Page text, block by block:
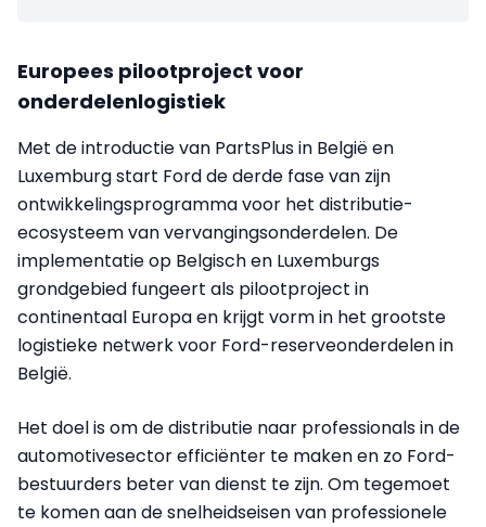
Europees pilootproject voor
onderdelenlogistiek
Met de introductie van PartsPlus in België en
Luxemburg start Ford de derde fase van zijn
ontwikkelingsprogramma voor het distributie-
ecosysteem van vervangingsonderdelen. De
implementatie op Belgisch en Luxemburgs
grondgebied fungeert als pilootproject in
continentaal Europa en krijgt vorm in het grootste
logistieke netwerk voor Ford-reserveonderdelen in
België.
Het doel is om de distributie naar professionals in de
automotivesector efficiënter te maken en zo Ford-
bestuurders beter van dienst te zijn. Om tegemoet
te komen aan de snelheidseisen van professionele